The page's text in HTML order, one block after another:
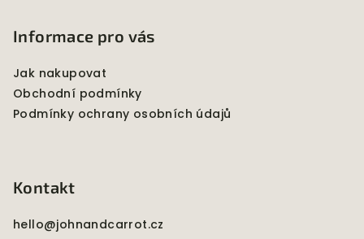
Informace pro vás
Jak nakupovat
Obchodní podmínky
Podmínky ochrany osobních údajů
Kontakt
hello@johnandcarrot.cz